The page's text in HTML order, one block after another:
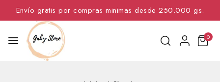
Envío gratis por compras minimas desde 250.000 gs.
0